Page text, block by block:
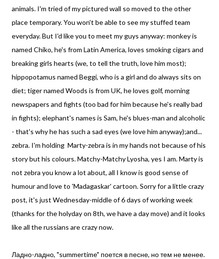
animals. I'm tried of my pictured wall so moved to the other
place temporary. You won't be able to see my stuffed team
everyday. But I'd like you to meet my guys anyway: monkey is
named Chiko, he's from Latin America, loves smoking cigars and
breaking girls hearts (we, to tell the truth, love him most);
hippopotamus named Beggi, who is a girl and do always sits on
diet; tiger named Woods is from UK, he loves golf, morning
newspapers and fights (too bad for him because he's really bad
in fights); elephant's names is Sam, he's blues-man and alcoholic
- that's why he has such a sad eyes (we love him anyway);and...
zebra. I'm holding Marty-zebra is in my hands not because of his
story but his colours. Matchy-Matchy Lyosha, yes I am. Marty is
not zebra you know a lot about, all I know is good sense of
humour and love to 'Madagaskar' cartoon. Sorry for a little crazy
post, it's just Wednesday-middle of 6 days of working week
(thanks for the holyday on 8th, we have a day move) and it looks
like all the russians are crazy now.
Ладно-ладно, "summertime" поется в песне, но тем не менее.